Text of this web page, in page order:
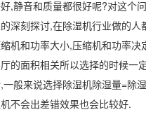
,静音和质量都很好呢?对这个
深刻探讨,在除湿机行业做的人
机和功率大小,压缩机和功率决
的面积相关所以选择的时候一
一般来说选择除湿机除湿量=除
不会出差错效果也会比较好.